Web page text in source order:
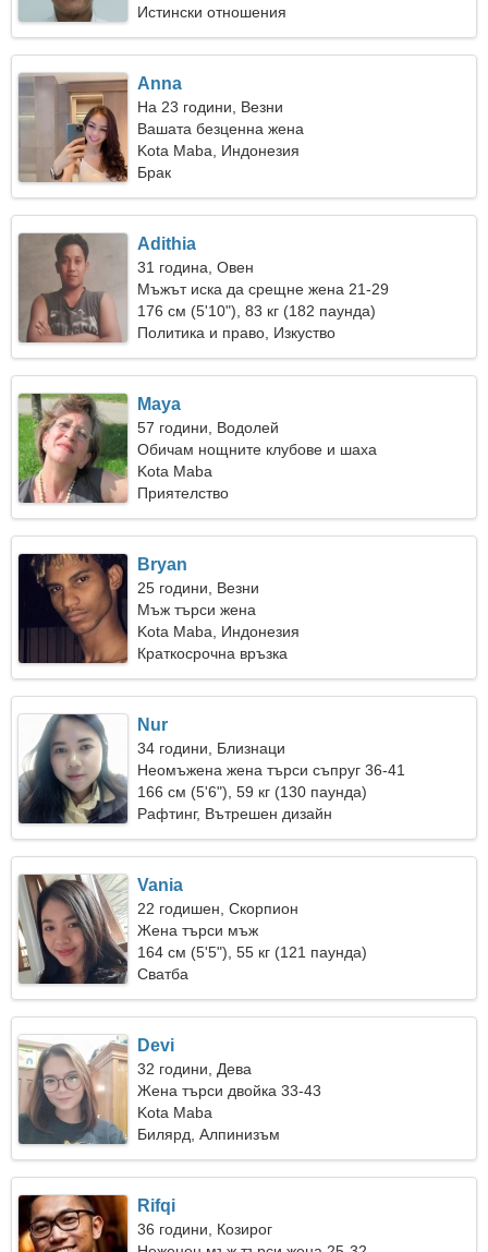
Истински отношения
Anna
На 23 години, Везни
Вашата безценна жена
Kota Maba, Индонезия
Брак
Adithia
31 година, Овен
Мъжът иска да срещне жена 21-29
176 см (5'10"), 83 кг (182 паунда)
Политика и право, Изкуство
Maya
57 години, Водолей
Обичам нощните клубове и шаха
Kota Maba
Приятелство
Bryan
25 години, Везни
Мъж търси жена
Kota Maba, Индонезия
Краткосрочна връзка
Nur
34 години, Близнаци
Неомъжена жена търси съпруг 36-41
166 см (5'6"), 59 кг (130 паунда)
Рафтинг, Вътрешен дизайн
Vania
22 годишен, Скорпион
Жена търси мъж
164 см (5'5"), 55 кг (121 паунда)
Сватба
Devi
32 години, Дева
Жена търси двойка 33-43
Kota Maba
Билярд, Алпинизъм
Rifqi
36 години, Козирог